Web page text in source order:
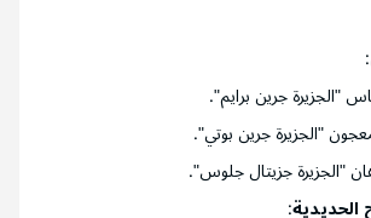
:
"الجزيرة جرين برايم".
"الجزيرة جرين بوتي".
"الجزيرة جزيتال جلوس".
: